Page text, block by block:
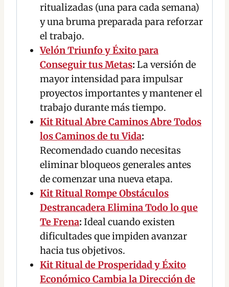
ritualizadas (una para cada semana)
y una bruma preparada para reforzar
el trabajo.
Velón Triunfo y Éxito para
Conseguir tus Metas: La versión de
mayor intensidad para impulsar
proyectos importantes y mantener el
trabajo durante más tiempo.
Kit Ritual Abre Caminos Abre Todos
los Caminos de tu Vida:
Recomendado cuando necesitas
eliminar bloqueos generales antes
de comenzar una nueva etapa.
Kit Ritual Rompe Obstáculos
Destrancadera Elimina Todo lo que
Te Frena: Ideal cuando existen
dificultades que impiden avanzar
hacia tus objetivos.
Kit Ritual de Prosperidad y Éxito
Económico Cambia la Dirección de